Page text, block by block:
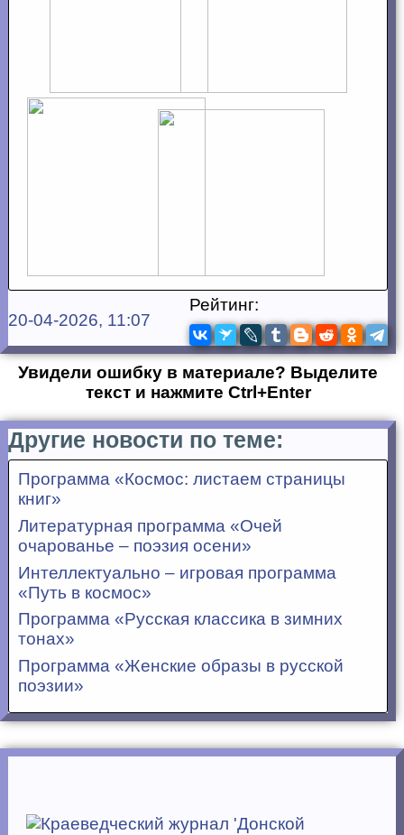
20-04-2026, 11:07
Рейтинг:
Увидели ошибку в материале? Выделите
текст и нажмите Ctrl+Enter
Другие новости по теме:
Программа «Космос: листаем страницы
книг»
Литературная программа «Очей
очарованье – поэзия осени»
Интеллектуально – игровая программа
«Путь в космос»
Программа «Русская классика в зимних
тонах»
Программа «Женские образы в русской
поэзии»